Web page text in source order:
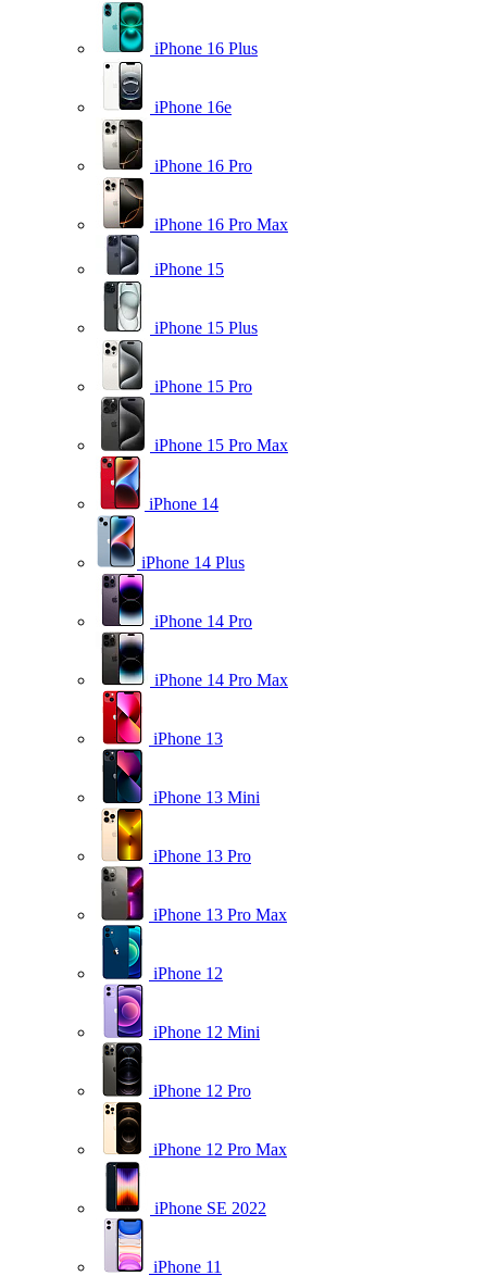
iPhone 16 Plus
iPhone 16e
iPhone 16 Pro
iPhone 16 Pro Max
iPhone 15
iPhone 15 Plus
iPhone 15 Pro
iPhone 15 Pro Max
iPhone 14
iPhone 14 Plus
iPhone 14 Pro
iPhone 14 Pro Max
iPhone 13
iPhone 13 Mini
iPhone 13 Pro
iPhone 13 Pro Max
iPhone 12
iPhone 12 Mini
iPhone 12 Pro
iPhone 12 Pro Max
iPhone SE 2022
iPhone 11